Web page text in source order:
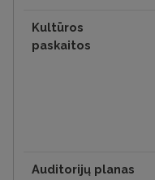
Kultūros
paskaitos
Auditorijų planas